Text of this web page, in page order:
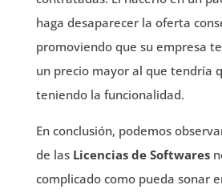
haga desaparecer la oferta
promoviendo que su empresa
un precio mayor al que tendría
teniendo la funcionalidad.
En conclusión, podemos
de lasLicencias de Softwares
complicado como pueda sonar